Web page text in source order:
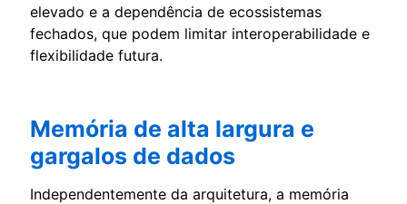
elevado e a dependência de ecossistemas
fechados, que podem limitar interoperabilidade e
flexibilidade futura.
Memória de alta largura e
gargalos de dados
Independentemente da arquitetura, a memória